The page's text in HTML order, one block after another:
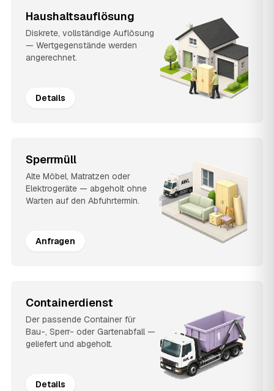
Haushaltsauflösung
Diskrete, vollständige Auflösung
— Wertgegenstände werden
angerechnet.
Details
Sperrmüll
Alte Möbel, Matratzen oder
Elektrogeräte — abgeholt ohne
Warten auf den Abfuhrtermin.
Anfragen
Containerdienst
Der passende Container für
Bau-, Sperr- oder Gartenabfall —
geliefert und abgeholt.
Details